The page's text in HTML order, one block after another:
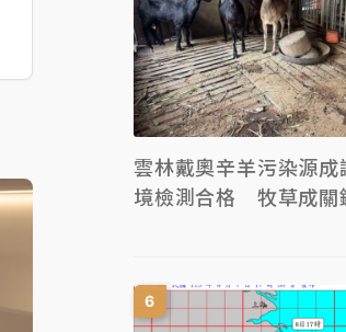
雲林戴奧辛羊污染源成
境檢測合格 牧草成關